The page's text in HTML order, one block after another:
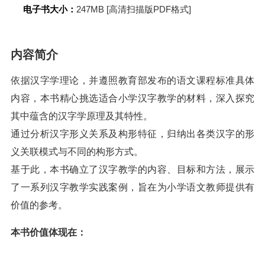
电子书大小： 247MB [高清扫描版PDF格式]
内容简介
依据汉字学理论，并遵照教育部发布的语文课程标准具体
内容，本书精心挑选适合小学汉字教学的材料，深入探究
其中蕴含的汉字学原理及其特性。
通过分析汉字形义关系及构形特征，归纳出各类汉字的形
义关联模式与不同的构形方式。
基于此，本书确立了汉字教学的内容、目标和方法，展示
了一系列汉字教学实践案例，旨在为小学语文教师提供有
价值的参考。
本书价值体现在：